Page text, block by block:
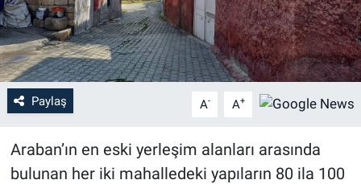
Paylaş A- A+
Araban’ın en eski yerleşim alanları arasında
bulunan her iki mahalledeki yapıların 80 ila 100